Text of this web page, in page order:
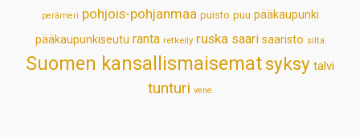
perämeri pohjois-pohjanmaa puisto puu pääkaupunki
pääkaupunkiseutu ranta retkeily ruska saari saaristo silta
Suomen kansallismaisematsyksy talvi
tunturi vene